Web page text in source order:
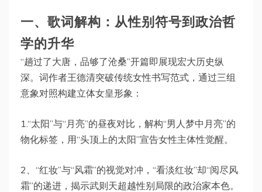
一、歌词解构：从性别符号到政治哲
学的升华
“趟过了大唐，品够了沧桑”开篇即展现宏大历史纵
深。词作者王德清突破传统女性书写范式，通过三组
意象对照构建立体女皇形象：
1.“太阳”与“月亮”的昼夜对比，解构“男人梦中月亮”的
物化标签，用“头顶上的太阳”宣告女性主体性觉醒。
2、“红妆”与“风霜”的视觉对冲，“看淡红妆”却“阅尽风
霜”的递进，揭示武则天超越性别局限的政治家本色。